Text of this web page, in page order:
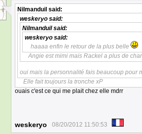
Nilmanduil said:
weskeryo said:
Nilmanduilsaid:
weskeryo said:
haaaa enfin le retour de la plus belle
Angie est mimi mais Rackel a plus de
oui mais la personnalité fais beaucoup pour
Elle fait toujours la tronche xP
ouais c'est ce qui me plait chez elle mdrr
weskeryo 08/20/2012 11:50:53